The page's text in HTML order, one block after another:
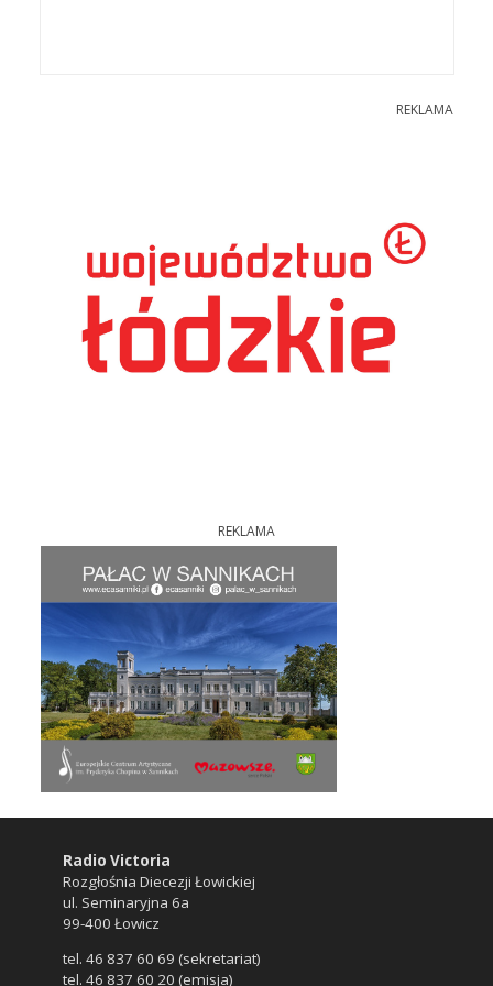
REKLAMA
REKLAMA
Radio Victoria
Rozgłośnia Diecezji Łowickiej
ul. Seminaryjna 6a
99-400 Łowicz
tel. 46 837 60 69 (sekretariat)
tel. 46 837 60 20 (emisja)